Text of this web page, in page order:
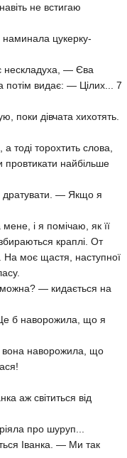
не встигаю
цукерку-
нескладуха, — Єва
потім видає: — Цілих... 7
дівчата хихотять.
торохтить слова,
найбільше
— Якщо я
і я помічаю, як її
краплі. От
На моє щастя, наступної
— кидається на
б наворожила, що я
наворожила, що
аж світиться від
про шуруп...
Іванка. — Ми так